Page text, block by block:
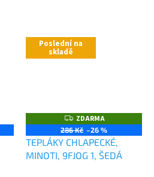
Poslední na
skladě
Z
D
A
R
M
A
ZDARMA
286 Kč –26 %
TEPLÁKY CHLAPECKÉ,
MINOTI, 9FJOG 1, ŠEDÁ